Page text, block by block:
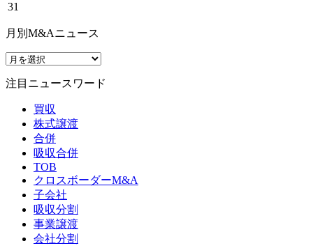
31
月別M&Aニュース
注目ニュースワード
買収
株式譲渡
合併
吸収合併
TOB
クロスボーダーM&A
子会社
吸収分割
事業譲渡
会社分割